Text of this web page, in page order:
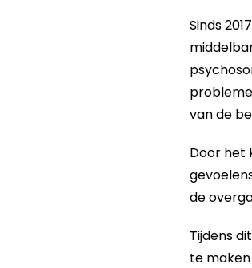
Sinds
van de
Door het
de
Tijdens
te